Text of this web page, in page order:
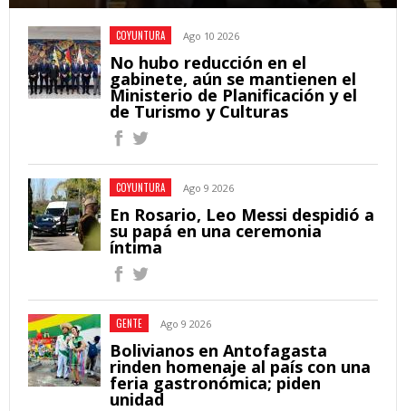
COYUNTURA Ago 10 2026
No hubo reducción en el
gabinete, aún se mantienen el
Ministerio de Planificación y el
de Turismo y Culturas
COYUNTURA Ago 9 2026
En Rosario, Leo Messi despidió a
su papá en una ceremonia
íntima
GENTE Ago 9 2026
Bolivianos en Antofagasta
rinden homenaje al país con una
feria gastronómica; piden
unidad